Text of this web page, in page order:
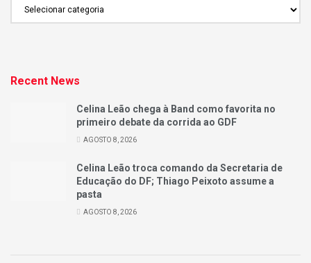
Recent News
Celina Leão chega à Band como favorita no
primeiro debate da corrida ao GDF
AGOSTO 8, 2026
Celina Leão troca comando da Secretaria de
Educação do DF; Thiago Peixoto assume a
pasta
AGOSTO 8, 2026